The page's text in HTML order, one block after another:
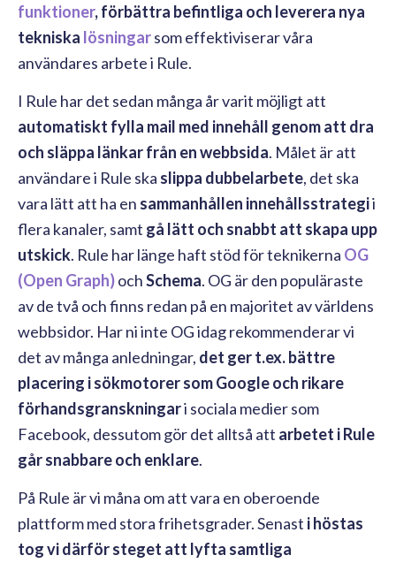
funktioner, förbättra befintliga och leverera nya
tekniska lösningarsom effektiviserar våra
användares arbete i Rule.
I Rule har det sedan många år varit möjligt att
automatiskt fylla mail med innehåll genom att dra
och släppa länkar från en webbsida. Målet är att
användare i Rule ska slippa dubbelarbete, det ska
vara lätt att ha en sammanhållen innehållsstrategii
flera kanaler, samt gå lätt och snabbt att skapa upp
utskick. Rule har länge haft stöd för teknikerna OG
(Open Graph)ochSchema. OG är den populäraste
av de två och finns redan på en majoritet av världens
webbsidor. Har ni inte OG idag rekommenderar vi
det av många anledningar, det ger t.ex. bättre
placering i sökmotorer som Google och rikare
förhandsgranskningari sociala medier som
Facebook, dessutom gör det alltså att arbetet i Rule
går snabbare och enklare.
På Rule är vi måna om att vara en oberoende
plattform med stora frihetsgrader. Senast i höstas
tog vi därför steget att lyfta samtliga